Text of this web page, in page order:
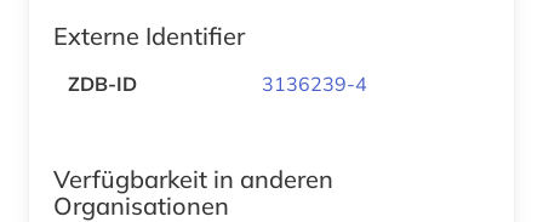
Externe Identifier
ZDB-ID 3136239-4
Verfügbarkeit in anderen
Organisationen